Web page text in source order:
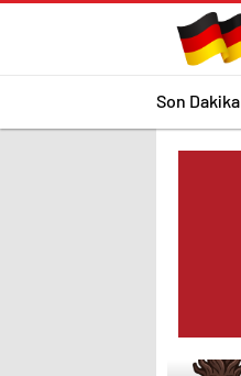
Son Dakika